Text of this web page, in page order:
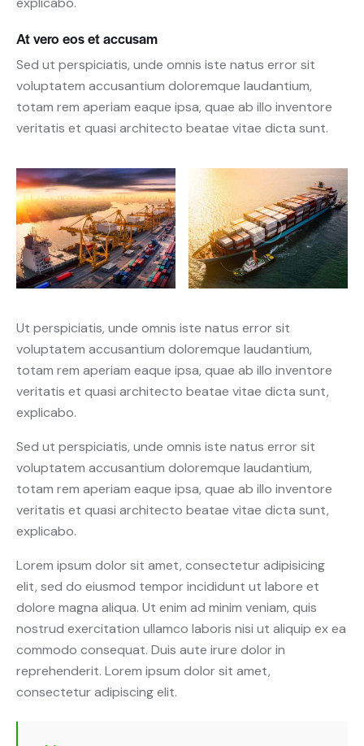
At vero eos et accusam
Sed ut perspiciatis, unde omnis iste natus error sit
voluptatem accusantium doloremque laudantium,
totam rem aperiam eaque ipsa, quae ab illo inventore
veritatis et quasi architecto beatae vitae dicta sunt.
Ut perspiciatis, unde omnis iste natus error sit
voluptatem accusantium doloremque laudantium,
totam rem aperiam eaque ipsa, quae ab illo inventore
veritatis et quasi architecto beatae vitae dicta sunt,
explicabo.
Sed ut perspiciatis, unde omnis iste natus error sit
voluptatem accusantium doloremque laudantium,
totam rem aperiam eaque ipsa, quae ab illo inventore
veritatis et quasi architecto beatae vitae dicta sunt,
explicabo.
Lorem ipsum dolor sit amet, consectetur adipisicing
elit, sed do eiusmod tempor incididunt ut labore et
dolore magna aliqua. Ut enim ad minim veniam, quis
nostrud exercitation ullamco laboris nisi ut aliquip ex ea
commodo consequat. Duis aute irure dolor in
reprehenderit. Lorem ipsum dolor sit amet,
consectetur adipiscing elit.